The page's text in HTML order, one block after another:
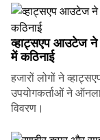
व्हाट्सएप आउटेज ने
में कठिनाई
हजारों लोगों ने
उपयोगकर्ताओं ने
विवरण।